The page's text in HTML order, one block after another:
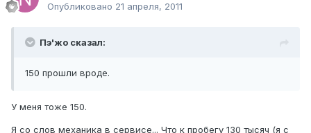
Опубликовано 21 апреля, 2011
Пэ'жо сказал:
150 прошли вроде.
У меня тоже 150.
Я со слов механика в сервисе... Что к пробегу 130 тысяч (я с